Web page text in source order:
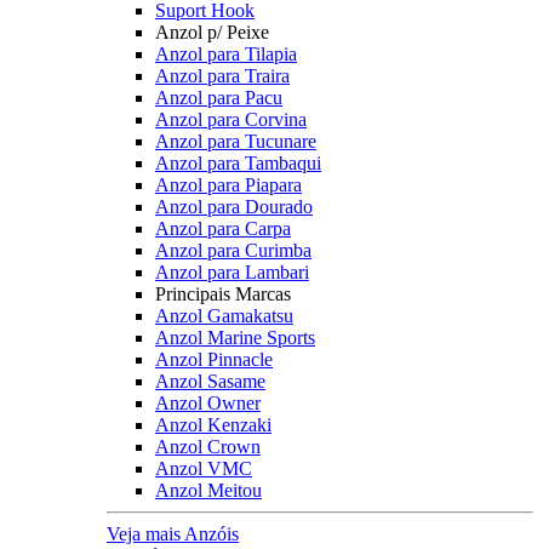
Suport Hook
Anzol p/ Peixe
Anzol para Tilapia
Anzol para Traira
Anzol para Pacu
Anzol para Corvina
Anzol para Tucunare
Anzol para Tambaqui
Anzol para Piapara
Anzol para Dourado
Anzol para Carpa
Anzol para Curimba
Anzol para Lambari
Principais Marcas
Anzol Gamakatsu
Anzol Marine Sports
Anzol Pinnacle
Anzol Sasame
Anzol Owner
Anzol Kenzaki
Anzol Crown
Anzol VMC
Anzol Meitou
Veja mais Anzóis